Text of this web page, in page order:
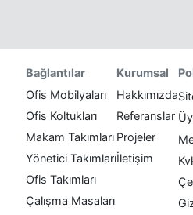
Bağlantılar
Ofis Mobilyaları
Ofis Koltukları
Makam Takımları
Yönetici Takımları
Ofis Takımları
Çalışma Masaları
Kurumsal
Hakkımızda
Referanslar
Projeler
İletişim